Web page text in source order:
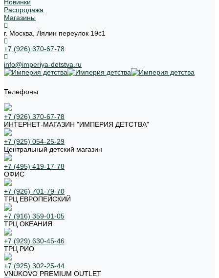
Новинки
Распродажа
Магазины
г. Москва, Лялин переулок 19с1
+7 (926) 370-67-78
info@imperiya-detstva.ru
Телефоны
+7 (926) 370-67-78
ИНТЕРНЕТ-МАГАЗИН "ИМПЕРИЯ ДЕТСТВА"
+7 (925) 054-25-29
Центральный детский магазин
+7 (495) 419-17-78
ОФИС
+7 (926) 701-79-70
ТРЦ ЕВРОПЕЙСКИЙ
+7 (916) 359-01-05
ТРЦ ОКЕАНИЯ
+7 (929) 630-45-46
ТРЦ РИО
+7 (925) 302-25-44
VNUKOVO PREMIUM OUTLET